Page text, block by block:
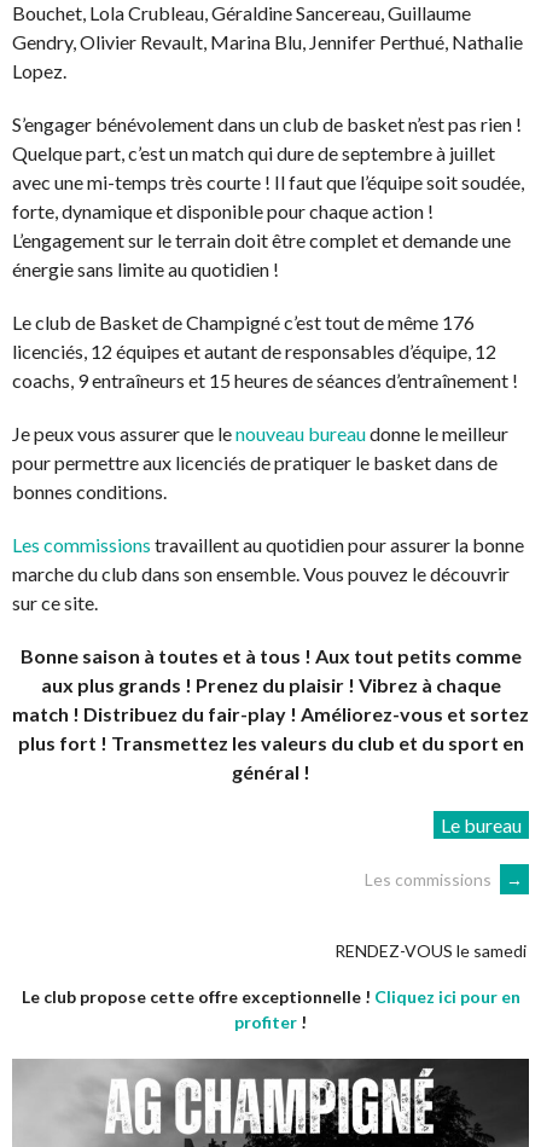
Bouchet, Lola Crubleau, Géraldine Sancereau, Guillaume
Gendry, Olivier Revault, Marina Blu, Jennifer Perthué, Nathalie
Lopez.
S’engager bénévolement dans un club de basket n’est pas rien !
Quelque part, c’est un match qui dure de septembre à juillet
avec une mi-temps très courte ! Il faut que l’équipe soit soudée,
forte, dynamique et disponible pour chaque action !
L’engagement sur le terrain doit être complet et demande une
énergie sans limite au quotidien !
Le club de Basket de Champigné c’est tout de même 176
licenciés, 12 équipes et autant de responsables d’équipe, 12
coachs, 9 entraîneurs et 15 heures de séances d’entraînement !
Je peux vous assurer que lenouveau bureaudonne le meilleur
pour permettre aux licenciés de pratiquer le basket dans de
bonnes conditions.
Les commissions travaillent au quotidien pour assurer la bonne
marche du club dans son ensemble. Vous pouvez le découvrir
sur ce site.
Bonne saison à toutes et à tous ! Aux tout petits comme
aux plus grands ! Prenez du plaisir ! Vibrez à chaque
match ! Distribuez du fair-play ! Améliorez-vous et sortez
plus fort ! Transmettez les valeurs du club et du sport en
général !
Le bureau
ARTICLES
Les commissions →
RENDEZ-VOUS le samedi 5
Le club propose cette offre exceptionnelle ! Cliquez ici pour en
profiter !